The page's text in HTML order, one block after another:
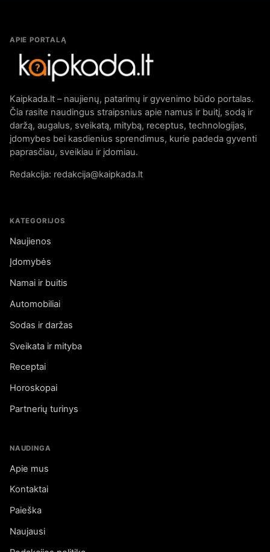
APIE PORTALĄ
Kaipkada.lt – naujienų, patarimų ir gyvenimo būdo portalas.
Čia rasite naudingus straipsnius apie namus ir buitį, sodą ir
daržą, augalus, sveikatą, mitybą, receptus, technologijas,
įdomybes bei kasdienius sprendimus, kurie padeda gyventi
paprasčiau, sveikiau ir įdomiau.
Redakcija: redakcija@kaipkada.lt
KATEGORIJOS
Naujienos
Įdomybės
Namai ir buitis
Automobiliai
Sodas ir daržas
Sveikata ir mityba
Receptai
Horoskopai
Partnerių turinys
NAUDINGA
Apie mus
Kontaktai
Paieška
Naujausi